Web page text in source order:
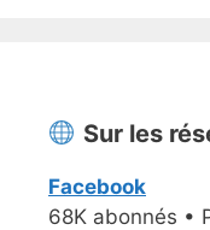
Sur les
Facebook
68K abonnés •